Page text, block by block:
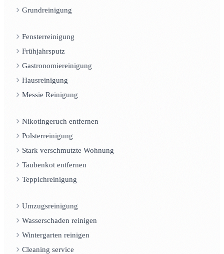
Grundreinigung
Fensterreinigung
Frühjahrsputz
Gastronomiereinigung
Hausreinigung
Messie Reinigung
Nikotingeruch entfernen
Polsterreinigung
Stark verschmutzte Wohnung
Taubenkot entfernen
Teppichreinigung
Umzugsreinigung
Wasserschaden reinigen
Wintergarten reinigen
Cleaning service